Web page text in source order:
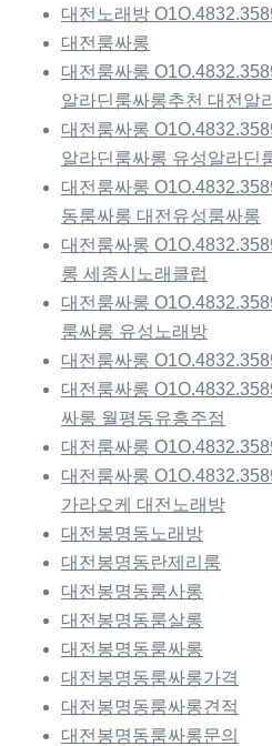
대전노래방
대전룸싸롱
대전룸싸롱
알라딘룸싸롱추천 대전알
대전룸싸롱
알라딘룸싸롱 유성알라딘
대전룸싸롱
동룸싸롱 대전유성룸싸롱
대전룸싸롱
롱 세종시노래클럽
대전룸싸롱
룸싸롱 유성노래방
대전룸싸롱
대전룸싸롱
싸롱 월평동유흥주점
대전룸싸롱
대전룸싸롱
가라오케 대전노래방
대전봉명동노래방
대전봉명동란제리룸
대전봉명동룸사롱
대전봉명동룸살롱
대전봉명동룸싸롱
대전봉명동룸싸롱가격
대전봉명동룸싸롱견적
대전봉명동룸싸롱문의